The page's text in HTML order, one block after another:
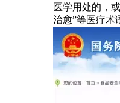
医学用处的，
治愈”等医疗术